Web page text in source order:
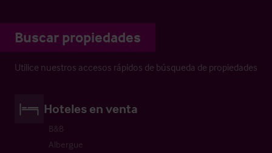
Buscar propiedades
Utilice nuestros accesos rápidos de búsqueda de propiedades
Hoteles en venta
B&B
Albergue